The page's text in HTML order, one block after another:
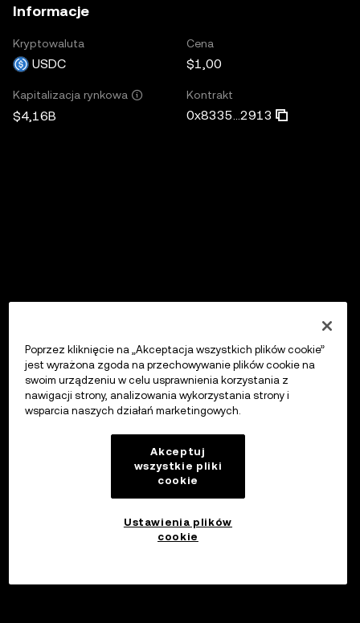
Informacje
Kryptowaluta
USDC
Cena
$1,00
Kapitalizacja rynkowa
$4,16B
Kontrakt
0x8335...2913
Poprzez kliknięcie na „Akceptacja wszystkich plików cookie”
jest wyrażona zgoda na przechowywanie plików cookie na
swoim urządzeniu w celu usprawnienia korzystania z
nawigacji strony, analizowania wykorzystania strony i
wsparcia naszych działań marketingowych.
Akceptuj
wszystkie pliki
cookie
Ustawienia plików
cookie